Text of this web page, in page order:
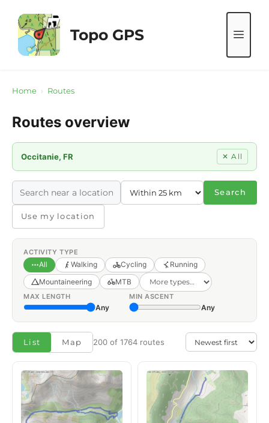
content
Topo GPS
Home › Routes
Routes overview
Occitanie, FR ✕ All
Search
Use my location
ACTIVITY TYPE
All Walking Cycling
Running
Mountaineering
MTB
MAX LENGTH
Any
MIN ASCENT
Any
List Map 200 of 1764 routes